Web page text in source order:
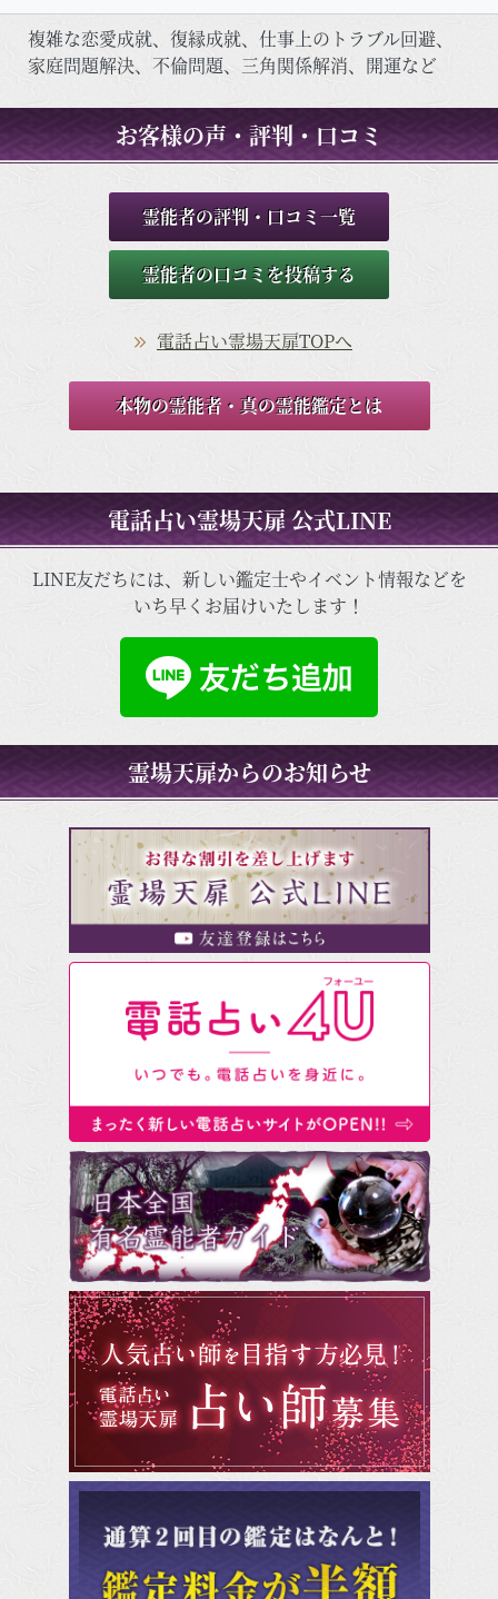
複雑な恋愛成就、復縁成就、仕事上のトラブル回避、
家庭問題解決、不倫問題、三角関係解消、開運など
お客様の声・評判・口コミ
霊能者の評判・口コミ一覧
霊能者の口コミを投稿する
電話占い霊場天扉TOPへ
本物の霊能者・真の霊能鑑定とは
電話占い霊場天扉 公式LINE
LINE友だちには、新しい鑑定士やイベント情報などを
いち早くお届けいたします！
霊場天扉からのお知らせ